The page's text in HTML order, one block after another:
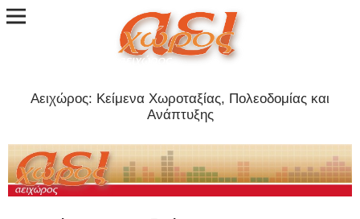
Αειχώρος: Κείμενα Χωροταξίας, Πολεοδομίας και
Ανάπτυξης